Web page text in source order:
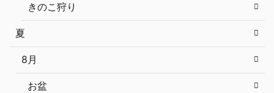
きのこ狩り
夏
8月
お盆